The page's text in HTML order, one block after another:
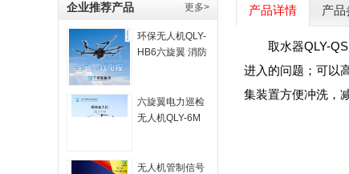
企业推荐产品 更多>
环保无人机QLY-
HB6六旋翼 消防
器
六旋翼电力巡检
无人机QLY-6M
航拍
无人机管制信号
产品详情 产品
取水器QLY-
进入的问题；可以
集装置方便冲洗，